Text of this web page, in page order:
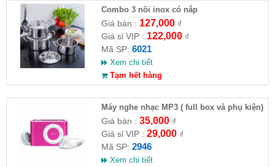
Combo 3 nồi inox có nắp
Giá bán : 127,000₫
Giá sỉ VIP : 122,000₫
Mã SP: 6021
Xem chi tiết
Tạm hết hàng
Máy nghe nhạc MP3 ( full box và phụ kiện)
Giá bán : 35,000₫
Giá sỉ VIP : 29,000₫
Mã SP: 2946
Xem chi tiết